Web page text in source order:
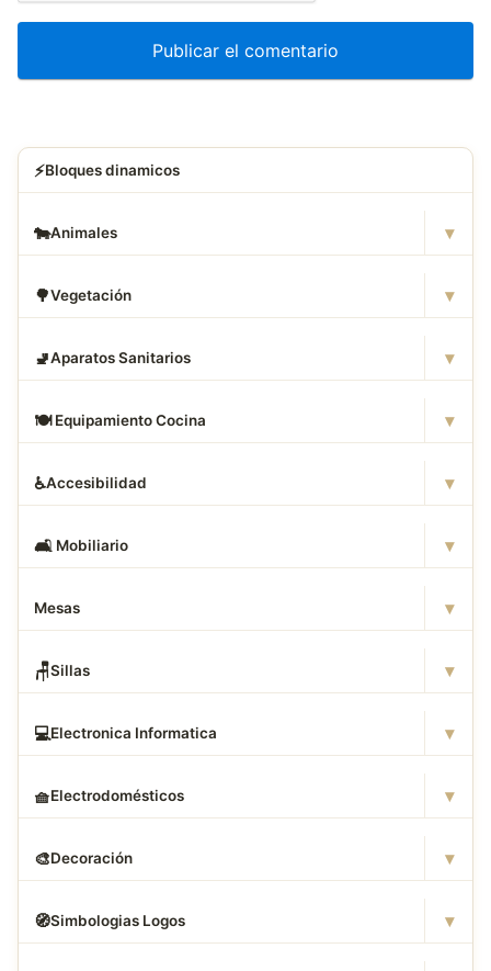
⚡Bloques dinamicos
🐄Animales ▾
🌳Vegetación ▾
🚽Aparatos Sanitarios ▾
🍽️ Equipamiento Cocina ▾
♿Accesibilidad ▾
🛋 ️ Mobiliario ▾
Mesas ▾
🪑Sillas ▾
💻Electronica Informatica ▾
🧺Electrodomésticos ▾
🎨Decoración ▾
🧭Simbologias Logos ▾